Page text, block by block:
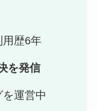
歴6年
を発信
運営中